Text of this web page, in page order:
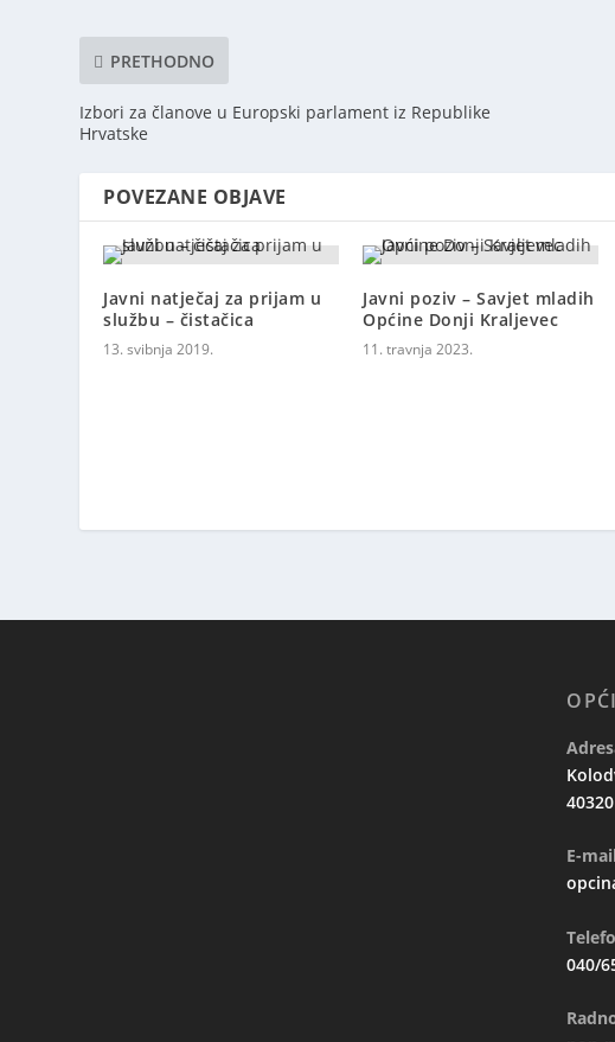
PRETHODNO
Izbori za članove u Europski parlament iz Republike
Hrvatske
POVEZANE OBJAVE
Javni natječaj za prijam u
službu – čistačica
13. svibnja 2019.
Javni poziv – Savjet mladih
Općine Donji Kraljevec
11. travnja 2023.
E-
040/